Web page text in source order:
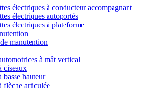
électriques à conducteur accompagnant
électriques autoportés
électriques à plateforme
manutention
à mât vertical
ciseaux
basse hauteur
flèche articulée